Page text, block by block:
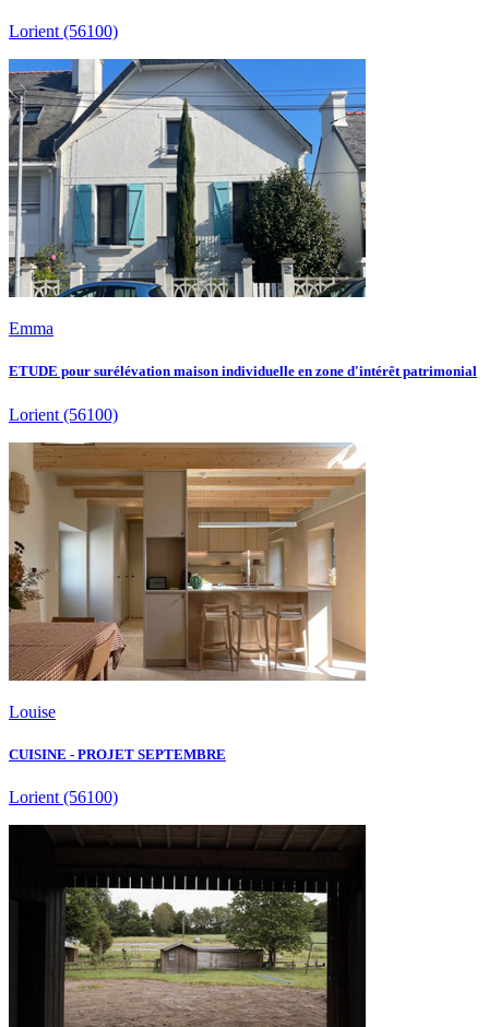
Lorient (56100)
Emma
ETUDE pour surélévation maison individuelle en zone d'intérêt patrimonial
Lorient (56100)
Louise
CUISINE - PROJET SEPTEMBRE
Lorient (56100)